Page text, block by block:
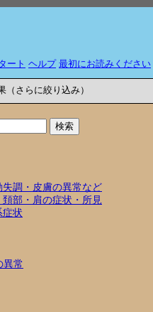
ート ヘルプ 最初にお読みください
（さらに絞り込み）
調・皮膚の異常など
部・肩の症状・所見
症状
異常